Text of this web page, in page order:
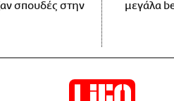
σπουδές στην
μεγάλα